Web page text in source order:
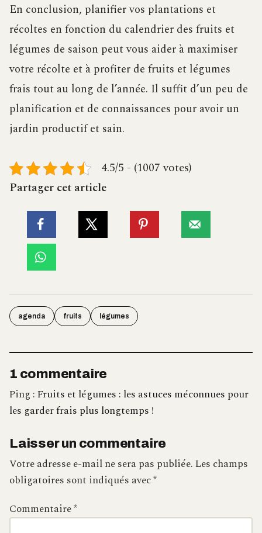
En conclusion, planifier vos plantations et
récoltes en fonction du calendrier des fruits et
légumes de saison peut vous aider à maximiser
votre récolte et à profiter de fruits et légumes
frais tout au long de l’année. Il suffit d’un peu de
planification et de connaissances pour avoir un
jardin productif et sain.
4.5/5 - (1007 votes)
Partager cet article
agenda fruits légumes
1 commentaire
Ping :Fruits et légumes : les astuces méconnues pour
les garder frais plus longtemps !
Laisser un commentaire
Votre adresse e-mail ne sera pas publiée.Les champs
obligatoires sont indiqués avec*
Commentaire*